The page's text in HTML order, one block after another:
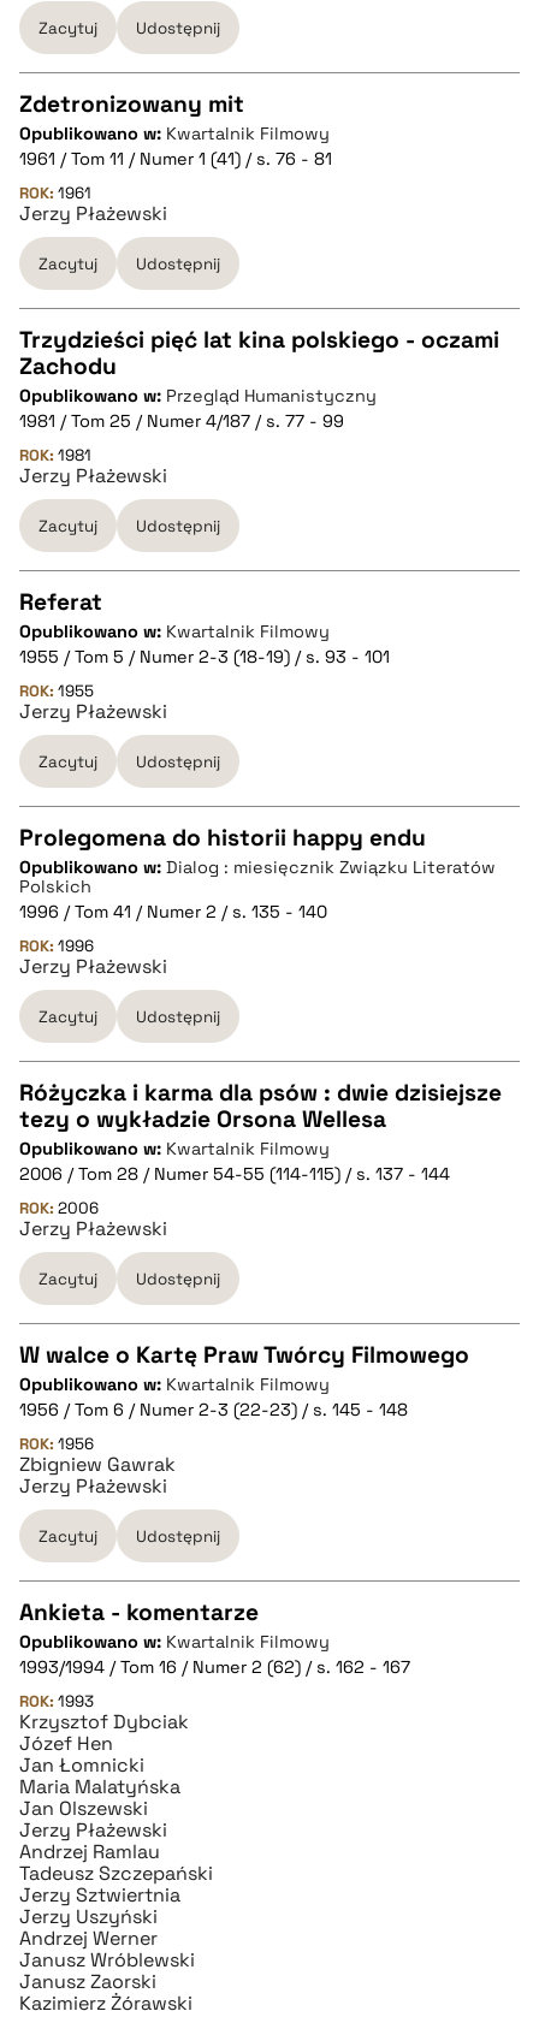
BIBTEX
pobierz cytat
Zacytuj Udostępnij
CZYSTY TEKST
pobierz cytat
BIBTEX
pobierz cytat
Zdetronizowany mit
Opublikowano w: Kwartalnik Filmowy
1961 / Tom 11 / Numer 1 (41) / s. 76 - 81
ROK: 1961
Jerzy Płażewski
Zacytuj Udostępnij
CZYSTY TEKST
pobierz cytat
BIBTEX
pobierz cytat
Trzydzieści pięć lat kina polskiego - oczami
Zachodu
Opublikowano w: Przegląd Humanistyczny
1981 / Tom 25 / Numer 4/187 / s. 77 - 99
ROK: 1981
Jerzy Płażewski
Zacytuj Udostępnij
CZYSTY TEKST
pobierz cytat
BIBTEX
pobierz cytat
Referat
Opublikowano w: Kwartalnik Filmowy
1955 / Tom 5 / Numer 2-3 (18-19) / s. 93 - 101
ROK: 1955
Jerzy Płażewski
Zacytuj Udostępnij
CZYSTY TEKST
pobierz cytat
BIBTEX
pobierz cytat
Prolegomena do historii happy endu
Opublikowano w: Dialog : miesięcznik Związku Literatów
Polskich
1996 / Tom 41 / Numer 2 / s. 135 - 140
ROK: 1996
Jerzy Płażewski
Zacytuj Udostępnij
CZYSTY TEKST
pobierz cytat
BIBTEX
pobierz cytat
Różyczka i karma dla psów : dwie dzisiejsze
tezy o wykładzie Orsona Wellesa
Opublikowano w: Kwartalnik Filmowy
2006 / Tom 28 / Numer 54-55 (114-115) / s. 137 - 144
ROK: 2006
Jerzy Płażewski
Zacytuj Udostępnij
CZYSTY TEKST
pobierz cytat
BIBTEX
pobierz cytat
W walce o Kartę Praw Twórcy Filmowego
Opublikowano w: Kwartalnik Filmowy
1956 / Tom 6 / Numer 2-3 (22-23) / s. 145 - 148
ROK: 1956
Zbigniew Gawrak
Jerzy Płażewski
Zacytuj Udostępnij
CZYSTY TEKST
pobierz cytat
BIBTEX
pobierz cytat
Ankieta - komentarze
Opublikowano w: Kwartalnik Filmowy
1993/1994 / Tom 16 / Numer 2 (62) / s. 162 - 167
ROK: 1993
Krzysztof Dybciak
Józef Hen
Jan Łomnicki
Maria Malatyńska
Jan Olszewski
Jerzy Płażewski
Andrzej Ramlau
Tadeusz Szczepański
Jerzy Sztwiertnia
Jerzy Uszyński
Andrzej Werner
Janusz Wróblewski
Janusz Zaorski
Kazimierz Żórawski